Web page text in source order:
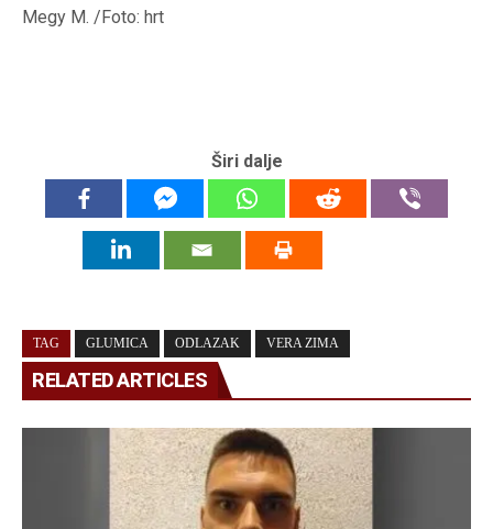
Megy M. /Foto: hrt
Širi dalje
TAG GLUMICA ODLAZAK VERA ZIMA
RELATED ARTICLES